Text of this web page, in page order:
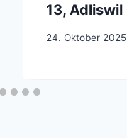
13, Adliswil
24. Oktober 2025